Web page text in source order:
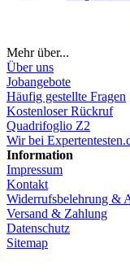
Mehr über...
Über uns
Jobangebote
Häufig gestellte Fragen
Kostenloser Rückruf
Quadrifoglio Z2
Wir bei
Information
Impressum
Kontakt
Widerrufsbelehrung &
Versand & Zahlung
Datenschutz
Sitemap